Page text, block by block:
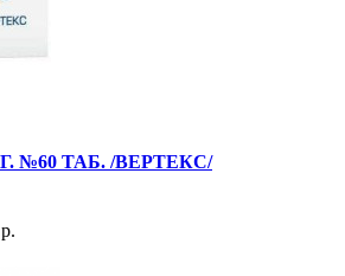
№60 ТАБ. /ВЕРТЕКС/